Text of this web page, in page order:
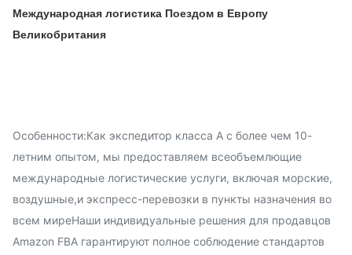
Международная логистика Поездом в Европу
Великобритания
Особенности:Как экспедитор класса А с более чем 10-
летним опытом, мы предоставляем всеобъемлющие
международные логистические услуги, включая морские,
воздушные,и экспресс-перевозки в пункты назначения во
всем миреНаши индивидуальные решения для продавцов
Amazon FBA гарантируют полное соблюдение стандартов